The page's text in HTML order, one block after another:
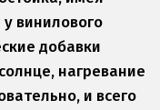
винилового
добавки
нагревание
и всего